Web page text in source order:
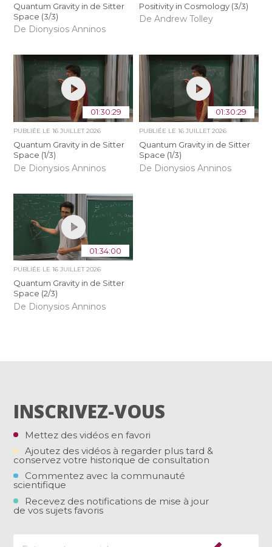
Quantum Gravity in de Sitter
Space (3/3)
De Dionysios Anninos
Positivity in Cosmology (3/3)
De Andrew Tolley
01:30:29
PUBLIÉE LE16 JUILLET 2026
Quantum Gravity in de Sitter
Space (1/3)
De Dionysios Anninos
01:30:29
PUBLIÉE LE 16 JUILLET 2026
Quantum Gravity in de Sitter
Space (1/3)
De Dionysios Anninos
01:34:00
PUBLIÉE LE16 JUILLET 2026
Quantum Gravity in de Sitter
Space (2/3)
De Dionysios Anninos
INSCRIVEZ-VOUS
Mettez des vidéos en favori
Ajoutez des vidéos à regarder plus tard &
conservez votre historique de consultation
Commentez avec la communauté
scientifique
Recevez des notifications de mise à jour
de vos sujets favoris